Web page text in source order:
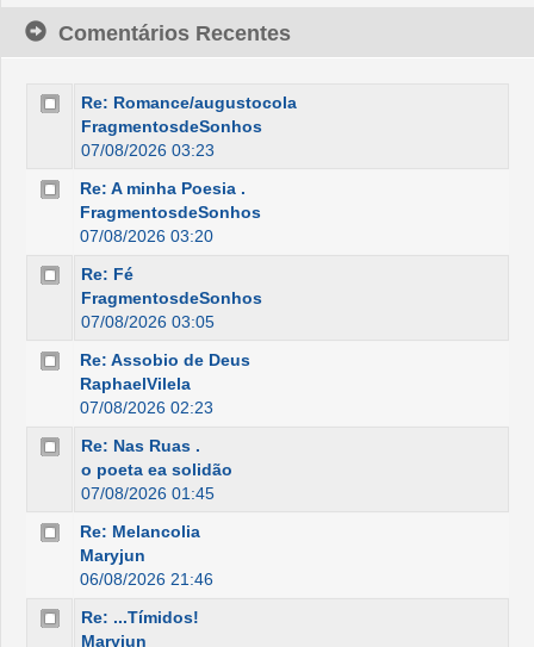
Comentários Recentes
Re: Romance/augustocola
FragmentosdeSonhos
07/08/2026 03:23
Re: A minha Poesia .
FragmentosdeSonhos
07/08/2026 03:20
Re: Fé
FragmentosdeSonhos
07/08/2026 03:05
Re: Assobio de Deus
RaphaelVilela
07/08/2026 02:23
Re: Nas Ruas .
o poeta ea solidão
07/08/2026 01:45
Re: Melancolia
Maryjun
06/08/2026 21:46
Re: ...Tímidos!
Maryjun